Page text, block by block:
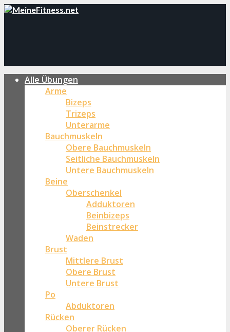
Alle Übungen
Arme
Bizeps
Trizeps
Unterarme
Bauchmuskeln
Obere Bauchmuskeln
Seitliche Bauchmuskeln
Untere Bauchmuskeln
Beine
Oberschenkel
Adduktoren
Beinbizeps
Beinstrecker
Waden
Brust
Mittlere Brust
Obere Brust
Untere Brust
Po
Abduktoren
Rücken
Oberer Rücken